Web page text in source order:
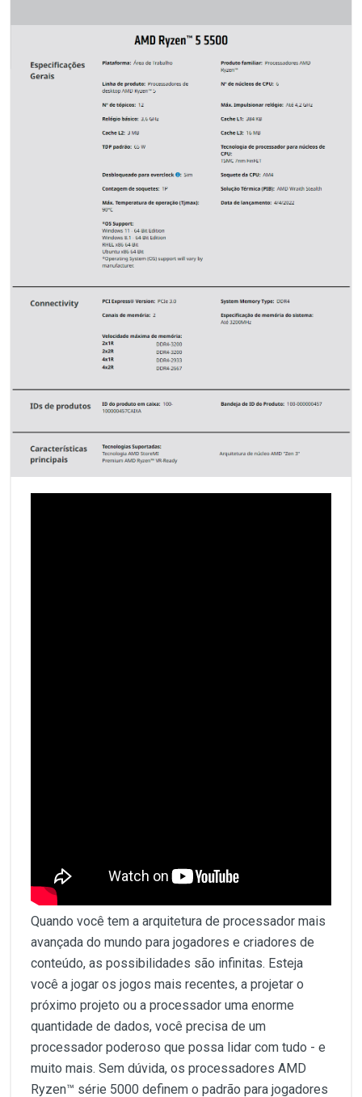
Quando você tem a arquitetura de processador mais
avançada do mundo para jogadores e criadores de
conteúdo, as possibilidades são infinitas. Esteja
você a jogar os jogos mais recentes, a projetar o
próximo projeto ou a processador uma enorme
quantidade de dados, você precisa de um
processador poderoso que possa lidar com tudo - e
muito mais. Sem dúvida, os processadores AMD
Ryzen™ série 5000 definem o padrão para jogadores